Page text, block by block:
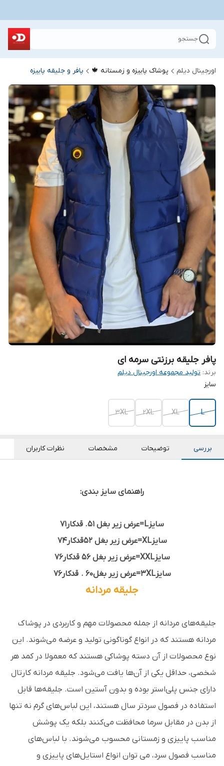
جستجو
اورجینال دیلم پوشاک پاییزه و زمستانه 🍁 پافر و جلیقه پاییزه
پافر جلیقه برزنتی سرمه ای
برند: تولید مجموعه اورجینال دیلم
سایز
L
XL
2XL
3XL
بررسی توضیحات مشخصات نظرات کاربران
راهنمای سایز بندی:
سایزL=عرض زیر بغل 51. قدکار71
سایزXL=عرض زیر بغل 52قدکار74
سایزXXL=عرض زیر بغل 56 قدکار76
سایز3XL=عرض زیر بغل60 . قدکار76
جلیقه‌ مردانه
جلیقه‌های مردانه از جمله محصولات مهم و کاربردی در پوشاک
مردانه هستند که در انواع گوناگونی تولید و عرضه می‌شوند. این
نوع محصولات از آن دسته پوشاکی هستند که معمولا در کمد هر
شخصی، حداقل یکی از آن‌ها یافت می‌شود. جلیقه مردانه کارتال
دارای جنس پلی‌استر بوده و بدون آستین است. جلیقه‌ها قابل
استفاده در فصول سرد‌تر سال هستند، این لباس‌های گرم نه تنها
از بدن در مقابل سرما محافظت می‌کنند بلکه یک پوشش
مناسب پاییزی و زمستانی محسوب می‌شوند. با لباس‌های
مناسب فصول سرد، می توان انواع استایل‌های پاییزی و